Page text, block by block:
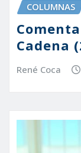
COLUMNAS
Cadena
René Coca